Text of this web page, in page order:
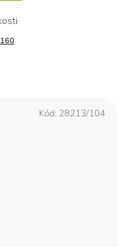
160
Kód: 28213/104